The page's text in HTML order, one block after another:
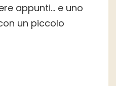
appunti… e uno
un piccolo